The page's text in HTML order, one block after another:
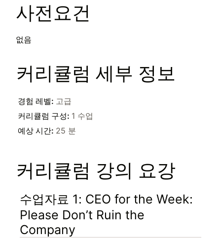
사전요건
없음
커리큘럼 세부 정보
경험 레벨: 고급
커리큘럼 구성: 1 수업
예상 시간: 25 분
커리큘럼 강의 요강
수업자료 1: CEO for the Week:
Please Don’t Ruin the
Company